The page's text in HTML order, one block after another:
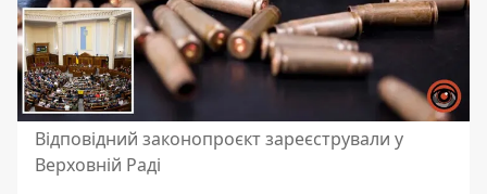
Відповідний законопроєкт зареєстрували у
Верховній Раді